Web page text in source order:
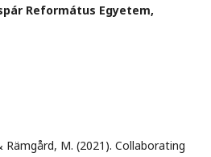
Református Egyetem,
Rämgård, M. (2021). Collaborating